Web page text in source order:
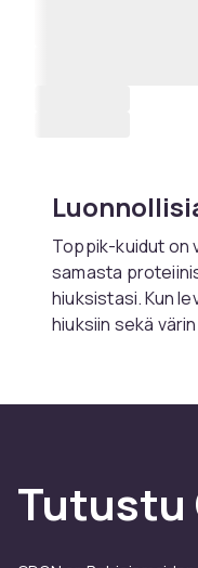
Toppik-kuidut on
samasta
hiuksistasi. Kun
hiuksiin sekä
suuremmilta
ja eloisammat.
Toppikin käyttö
Tutustu